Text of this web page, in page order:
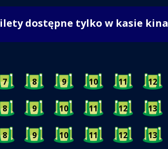
dostępne tylko w kasie kina
7 8 9 10 11 12
8 9 10 11 12 13
8 9 10 11 12 13